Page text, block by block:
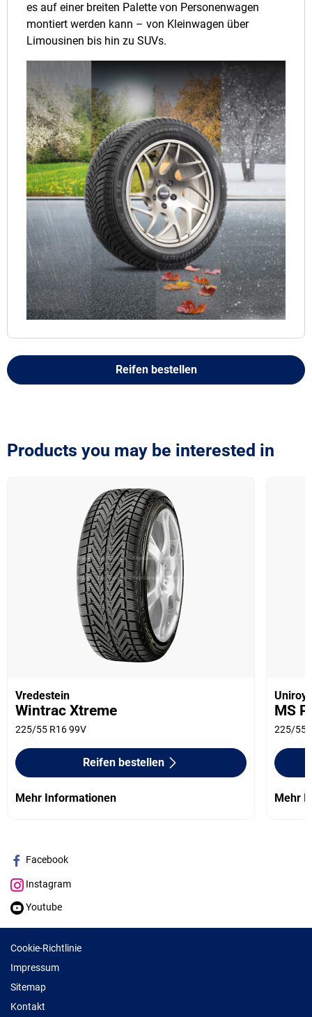
es auf einer breiten Palette von Personenwagen
montiert werden kann – von Kleinwagen über
Limousinen bis hin zu SUVs.
Reifen bestellen
Products you may be interested in
Vredestein
Wintrac Xtreme
225/55 R16 99V
Reifen bestellen
Mehr Informationen
MS
225/55
Mehr
Facebook
Instagram
Youtube
Cookie-Richtlinie
Impressum
Sitemap
Kontakt